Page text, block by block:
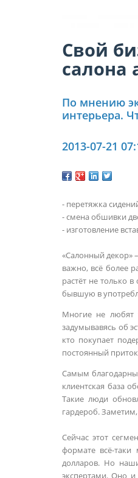
Свой
салона
По мнению
интерьера.
2013-07-21
- перетяжка
- смена обшивки
- изготовление
«Салонный декор»
важно, всё более
растёт не только
бывшую в
Многие не любят
задумывавясь об
кто покупает
постоянный
Самым
клиентская база
Такие люди
гардероб.
Сейчас этот
формате всё-
долларов. Но
экспертами. Оно